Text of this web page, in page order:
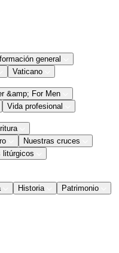
general
Vaticano
&amp; For Men
Vida profesional
Nuestras cruces
litúrgicos
Historia
Patrimonio